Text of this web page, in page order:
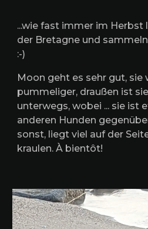
...wie fast immer im Herbst
der Bretagne und
:-)
Moon geht es sehr gut, sie
pummeliger, draußen ist
unterwegs, wobei ... sie ist
anderen Hunden
sonst, liegt viel auf der
kraulen. À bientôt!